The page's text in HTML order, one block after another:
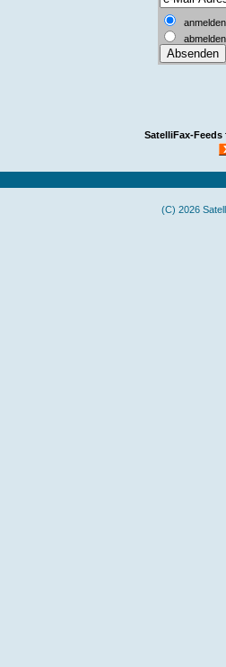
anmelden
abmelden
SatelliFax-Feeds
(C) 2026